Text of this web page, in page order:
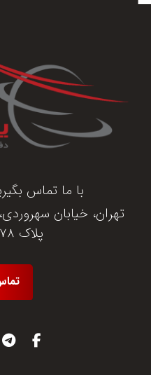
با ما تماس
تهران، خیابان
پلاک 578، واحد 3